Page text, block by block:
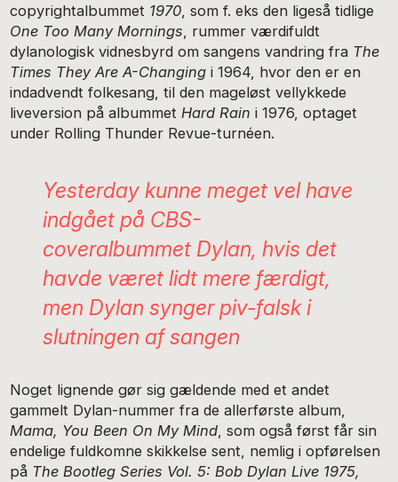
copyrightalbummet 1970 , som f. eks den ligeså tidlige
One Too Many Mornings , rummer værdifuldt
dylanologisk vidnesbyrd om sangens vandring fra The
Times They Are A-Changing i 1964, hvor den er en
indadvendt folkesang, til den mageløst vellykkede
liveversion på albummet Hard Rain i 1976, optaget
under Rolling Thunder Revue-turnéen.
Yesterdaykunne meget vel have
indgået på CBS-
coveralbummet Dylan, hvis det
havde været lidt mere færdigt,
men Dylan synger piv-falsk i
slutningen af sangen
Noget lignende gør sig gældende med et andet
gammelt Dylan-nummer fra de allerførste album,
Mama, You Been On My Mind, som også først får sin
endelige fuldkomne skikkelse sent, nemlig i opførelsen
på The Bootleg Series Vol. 5: Bob Dylan Live 1975,